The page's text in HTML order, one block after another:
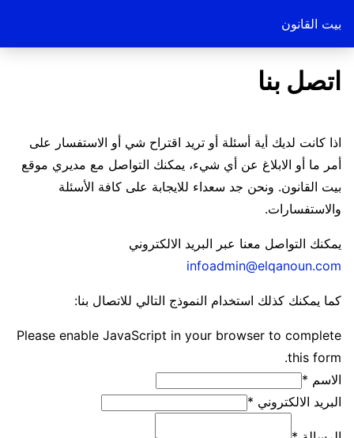
بيت القانون
اتصل بنا
اذا كانت لديك أية أسئلة أو تريد اقتراح شي أو الاستفسار على
أمر ما أو الابلاغ عن أي شيء، يمكنك التواصل مع مديري موقع
بيت القانون. ونحن جد سعداء للايجابة على كافة الأسئلة
والاستفسارات.
يمكنك التواصل معنا عبر البريد الالكتروني
infoadmin@elqanoun.com
كما يمكنك كذلك استخدام النموذج التالي للاتصال بنا:
Please enable JavaScript in your browser to complete
this form.
الاسم *
البريد الالكتروني *